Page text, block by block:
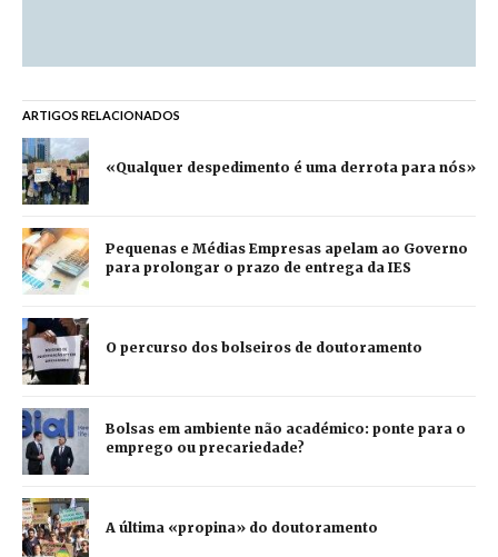
ARTIGOS RELACIONADOS
«Qualquer despedimento é uma derrota para nós»
Pequenas e Médias Empresas apelam ao Governo
para prolongar o prazo de entrega da IES
O percurso dos bolseiros de doutoramento
Bolsas em ambiente não académico: ponte para o
emprego ou precariedade?
A última «propina» do doutoramento